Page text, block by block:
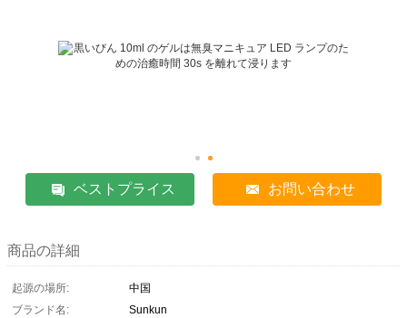
ベストプライス お問い合わせ
商品の詳細
起源の場所:
中国
ブランド名:
Sunkun